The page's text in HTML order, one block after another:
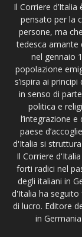
Il Corriere
pensato per la
persone, ma
tedesca amante
nel gennaio
popolazione
s’ispira ai
in senso di
politica e
l’integrazione
paese
d'Italia si
Il Corriere
forti radici nel
degli italiani in
d'Italia ha seguito
di lucro. Editore
in